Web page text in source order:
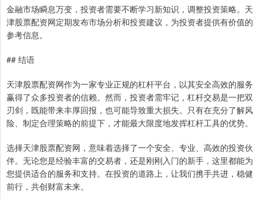
金融市场瞬息万变，投资者需要不断学习新知识，调整投资策略。天
津股票配资网定期发布市场分析和投资建议，为投资者提供有价值的
参考信息。
## 结语
天津股票配资网作为一家专业正规的杠杆平台，以其安全高效的服务
赢得了众多投资者的信赖。然而，投资者需牢记，杠杆交易是一把双
刃剑，既能带来丰厚回报，也可能导致重大损失。只有在充分了解风
险、制定合理策略的前提下，才能最大限度地发挥杠杆工具的优势。
选择天津股票配资网，意味着选择了一个安全、专业、高效的投资伙
伴。无论您是经验丰富的交易者，还是刚刚入门的新手，这里都能为
您提供适合的服务和支持。在投资的道路上，让我们携手共进，稳健
前行，共创财富未来。